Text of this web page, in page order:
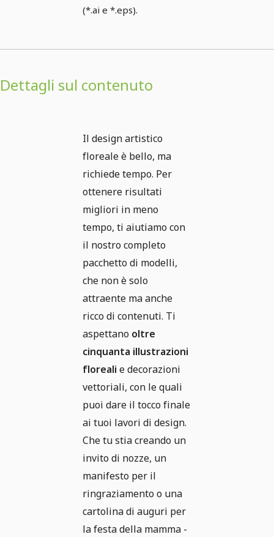
(*.ai e *.eps).
Dettagli sul contenuto
Il design artistico
floreale è bello, ma
richiede tempo. Per
ottenere risultati
migliori in meno
tempo, ti aiutiamo con
il nostro completo
pacchetto di modelli,
che non è solo
attraente ma anche
ricco di contenuti. Ti
aspettano oltre
cinquanta illustrazioni
floreali e decorazioni
vettoriali, con le quali
puoi dare il tocco finale
ai tuoi lavori di design.
Che tu stia creando un
invito di nozze, un
manifesto per il
ringraziamento o una
cartolina di auguri per
la festa della mamma -